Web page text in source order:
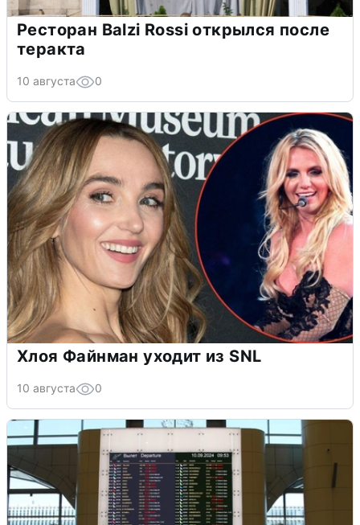
Ресторан Balzi Rossi открылся после
теракта
10 августа 0
Хлоя Файнман уходит из SNL
10 августа 0